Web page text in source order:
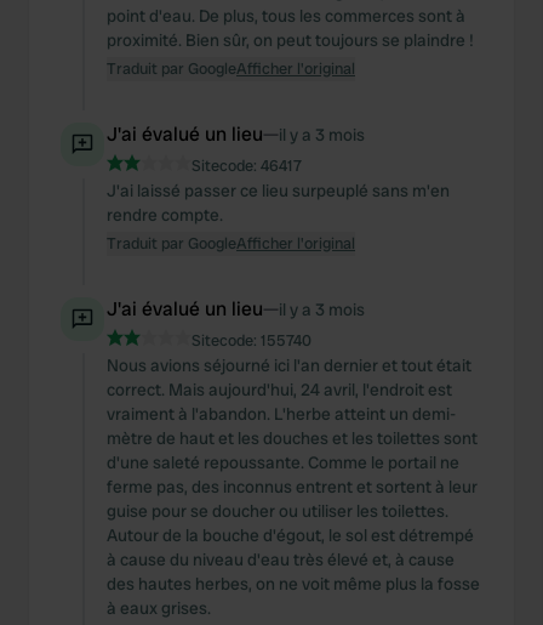
point d'eau. De plus, tous les commerces sont à
proximité. Bien sûr, on peut toujours se plaindre !
Traduit par GoogleAfficher l'original
J'ai évalué un lieu—il y a 3 mois
Sitecode: 46417
J'ai laissé passer ce lieu surpeuplé sans m'en
rendre compte.
Traduit par GoogleAfficher l'original
J'ai évalué un lieu—il y a 3 mois
Sitecode: 155740
Nous avions séjourné ici l'an dernier et tout était
correct. Mais aujourd'hui, 24 avril, l'endroit est
vraiment à l'abandon. L'herbe atteint un demi-
mètre de haut et les douches et les toilettes sont
d'une saleté repoussante. Comme le portail ne
ferme pas, des inconnus entrent et sortent à leur
guise pour se doucher ou utiliser les toilettes.
Autour de la bouche d'égout, le sol est détrempé
à cause du niveau d'eau très élevé et, à cause
des hautes herbes, on ne voit même plus la fosse
à eaux grises.